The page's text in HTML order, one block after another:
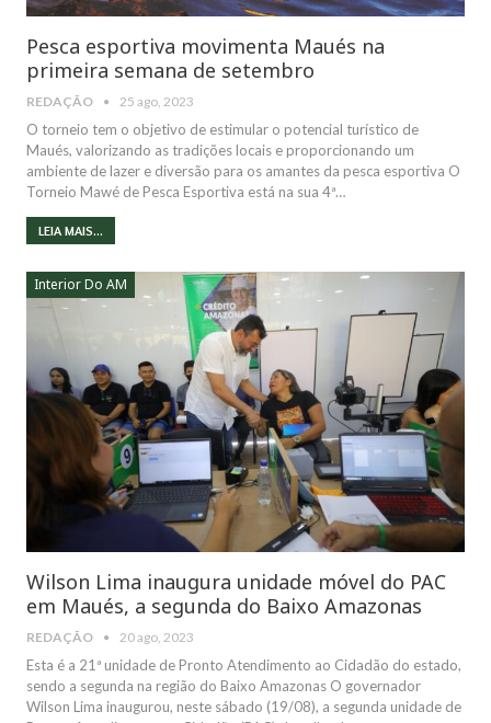
Pesca esportiva movimenta Maués na
primeira semana de setembro
REDAÇÃO 25 ago, 2023
O torneio tem o objetivo de estimular o potencial turístico de
Maués, valorizando as tradições locais e proporcionando um
ambiente de lazer e diversão para os amantes da pesca esportiva O
Torneio Mawé de Pesca Esportiva está na sua 4ª…
LEIA MAIS...
Interior Do AM
Wilson Lima inaugura unidade móvel do PAC
em Maués, a segunda do Baixo Amazonas
REDAÇÃO 20 ago, 2023
Esta é a 21ª unidade de Pronto Atendimento ao Cidadão do estado,
sendo a segunda na região do Baixo Amazonas O governador
Wilson Lima inaugurou, neste sábado (19/08), a segunda unidade de